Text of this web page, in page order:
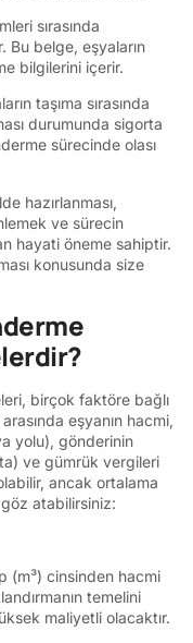
sırasında
Bu belge, eşyaların
bilgilerini içerir.
taşıma sırasında
durumunda sigorta
sürecinde olası
hazırlanması,
ve sürecin
hayati öneme sahiptir.
konusunda size
birçok faktöre bağlı
eşyanın hacmi,
yolu), gönderinin
ve gümrük vergileri
ancak ortalama
atabilirsiniz:
(m³) cinsinden hacmi
temelini
maliyetli olacaktır.